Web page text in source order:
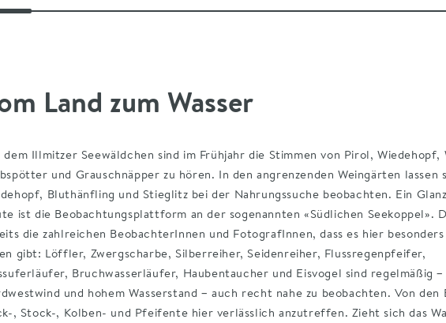
Land zum Wasser
dem Illmitzer Seewäldchen sind im Frühjahr die Stimmen von Pirol, Wiedehopf,
und Grauschnäpper zu hören. In den angrenzenden Weingärten lassen
Bluthänfling und Stieglitz bei der Nahrungssuche beobachten. Ein
ist die Beobachtungsplattform an der sogenannten «Südlichen Seekoppel».
die zahlreichen BeobachterInnen und FotografInnen, dass es hier
gibt: Löffler, Zwergscharbe, Silberreiher, Seidenreiher, Flussregenpfeifer,
Bruchwasserläufer, Haubentaucher und Eisvogel sind regelmäßig
und hohem Wasserstand – auch recht nahe zu beobachten. Von den
, Stock-, Kolben- und Pfeifente hier verlässlich anzutreffen. Zieht sich das
im Überblick
Sand
Gehölze
Weingärten
Schilf
Blänken
Kanäle
Offene Wasserfläche
An der Illmitzer Seestraße gegenüber vom Seewäldchen
Im Illmitzer Seebad
Route direkt aufs Smartphone
die Route auch für Google Maps aufbereitet.
dir unvergessliche Beobachtungen!
Seekoppel, Illmitzer Seewäldchen, Seestraße &
7.2 KB